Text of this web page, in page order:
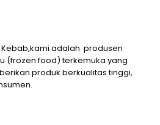
adalah produsen
(frozen food) terkemuka yang
produk berkualitas tinggi,